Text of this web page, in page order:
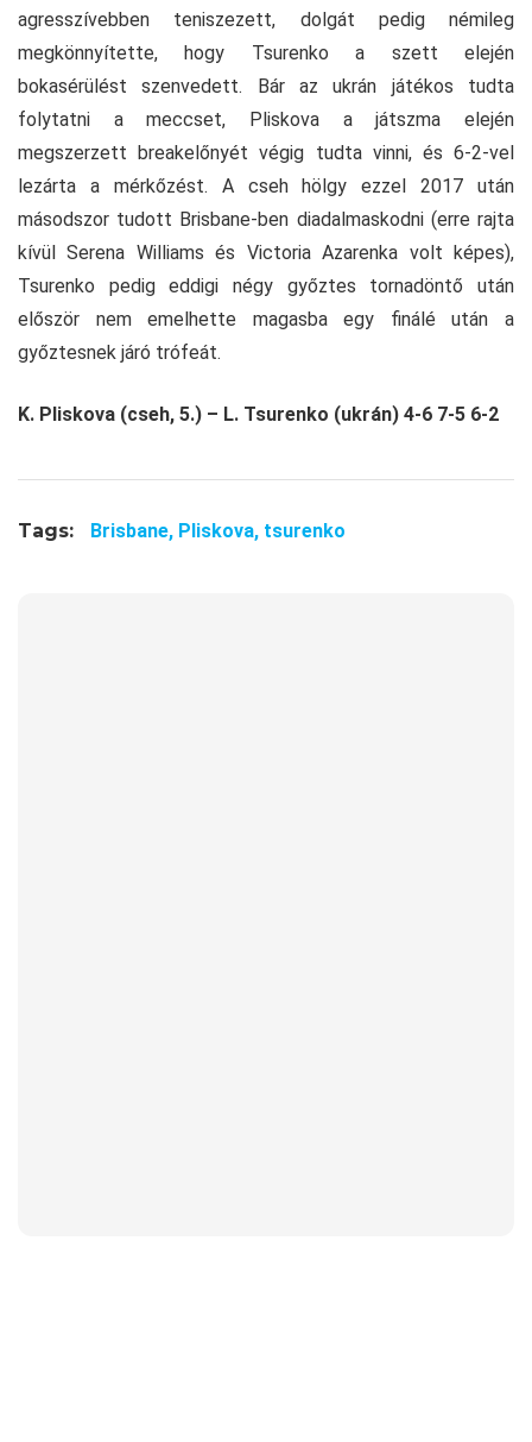
agresszívebben teniszezett, dolgát pedig némileg
megkönnyítette, hogy Tsurenko a szett elején
bokasérülést szenvedett. Bár az ukrán játékos tudta
folytatni a meccset, Pliskova a játszma elején
megszerzett breakelőnyét végig tudta vinni, és 6-2-vel
lezárta a mérkőzést. A cseh hölgy ezzel 2017 után
másodszor tudott Brisbane-ben diadalmaskodni (erre rajta
kívül Serena Williams és Victoria Azarenka volt képes),
Tsurenko pedig eddigi négy győztes tornadöntő után
először nem emelhette magasba egy finálé után a
győztesnek járó trófeát.
K. Pliskova (cseh, 5.) – L. Tsurenko (ukrán) 4-6 7-5 6-2
Tags: Brisbane, Pliskova, tsurenko